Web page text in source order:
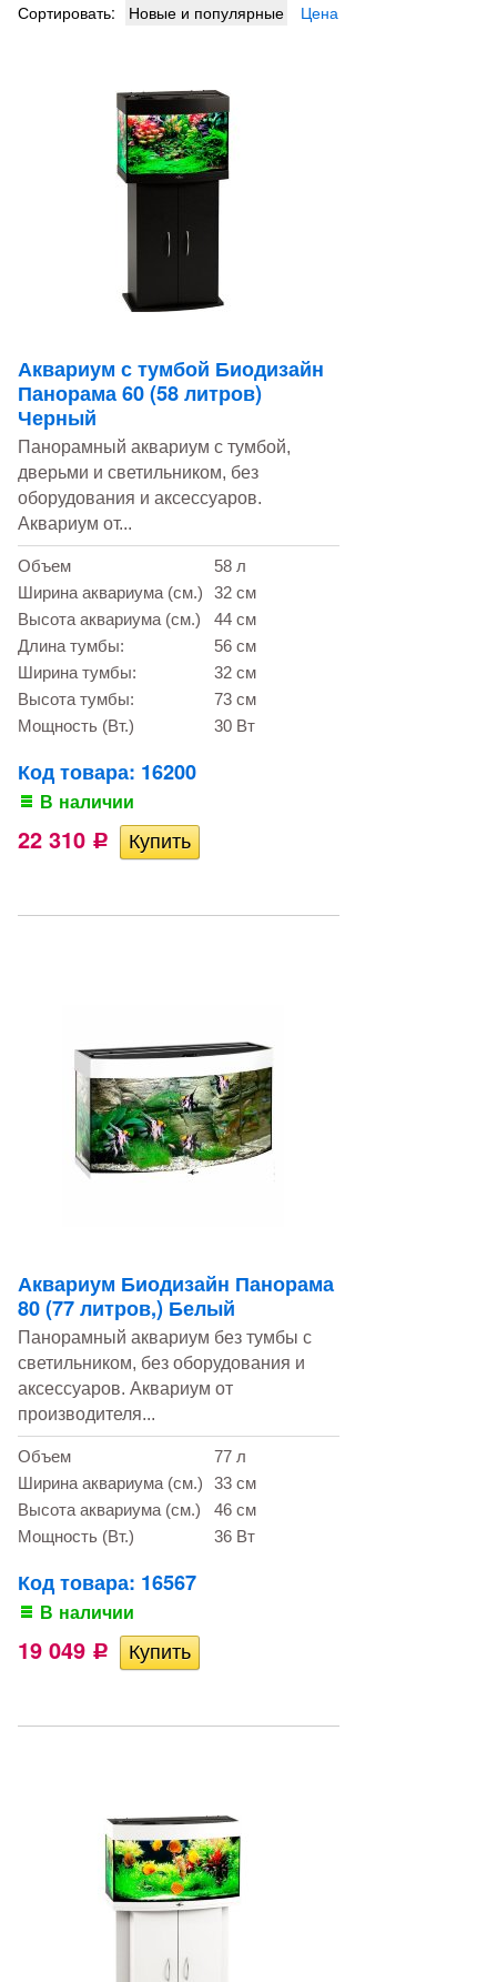
Сортировать: Новые и популярные Цена
Аквариум с тумбой Биодизайн
Панорама 60 (58 литров)
Черный
Панорамный аквариум с тумбой,
дверьми и светильником, без
оборудования и аксессуаров.
Аквариум от...
Объем
58 л
Ширина аквариума (см.)
32 см
Высота аквариума (см.)
44 см
Длина тумбы:
56 см
Ширина тумбы:
32 см
Высота тумбы:
73 см
Мощность (Вт.)
30 Вт
Код товара: 16200
В наличии
22 310 Р
Аквариум Биодизайн Панорама
80 (77 литров,) Белый
Панорамный аквариум без тумбы с
светильником, без оборудования и
аксессуаров. Аквариум от
производителя...
Объем
77 л
Ширина аквариума (см.)
33 см
Высота аквариума (см.)
46 см
Мощность (Вт.)
36 Вт
Код товара: 16567
В наличии
19 049 Р